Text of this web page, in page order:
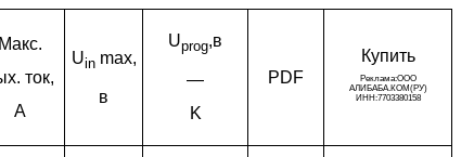
Макс.
ток,
A
Uinmax,
в
Uprog,в
—
K
PDF
Ку­пить